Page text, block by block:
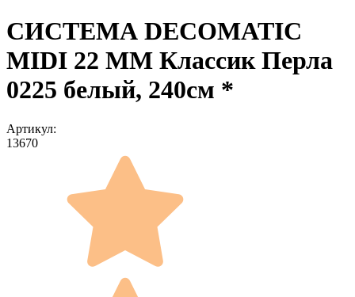
СИСТЕМА DECOMATIC
MIDI 22 ММ Классик Перла
0225 белый, 240см *
Артикул:
13670